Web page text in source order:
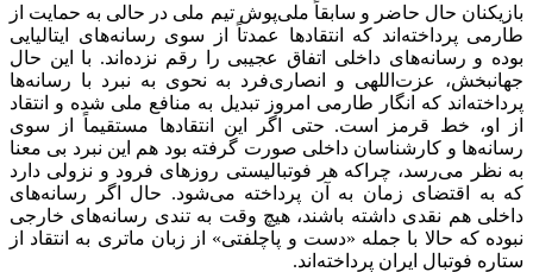
بازیکنان حال حاضر و سابقاً ملی‌پوش تیم ملی در حالی به حمایت از
طارمی پرداخته‌اند که انتقادها عمدتاً از سوی رسانه‌های ایتالیایی
بوده و رسانه‌های داخلی اتفاق عجیبی را رقم نزده‌اند. با این حال
جهانبخش، عزت‌اللهی و انصاری‌فرد به نحوی به نبرد با رسانه‌ها
پرداخته‌اند که انگار طارمی امروز تبدیل به منافع ملی شده و انتقاد
از او، خط قرمز است. حتی اگر این انتقادها مستقیماً از سوی
رسانه‌ها و کارشناسان داخلی صورت گرفته بود هم این نبرد بی معنا
به نظر می‌رسد، چراکه هر فوتبالیستی روزهای فرود و نزولی دارد
که به اقتضای زمان به آن پرداخته می‌شود. حال اگر رسانه‌های
داخلی هم نقدی داشته باشند، هیچ وقت به تندی رسانه‌های خارجی
نبوده که حالا با جمله «دست و پاچلفتی» از زبان ماتری به انتقاد از
ستاره فوتبال ایران پرداخته‌اند.